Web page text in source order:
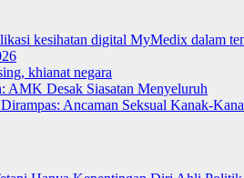
kesihatan digital MyMedix dalam
khianat negara
AMK Desak Siasatan Menyeluruh
Ancaman Seksual Kanak-